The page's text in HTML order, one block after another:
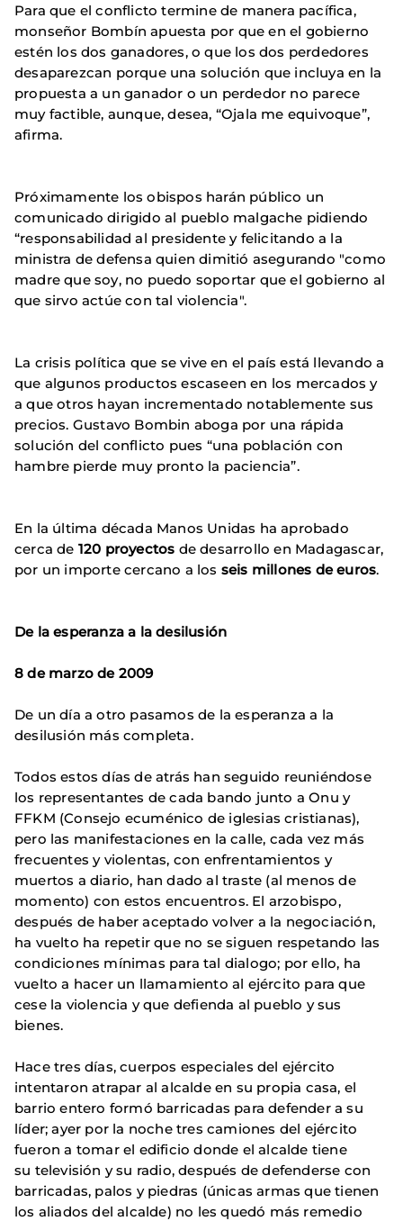
Para que el conflicto termine de manera pacífica,
monseñor Bombín apuesta por que en el gobierno
estén los dos ganadores, o que los dos perdedores
desaparezcan porque una solución que incluya en la
propuesta a un ganador o un perdedor no parece
muy factible, aunque, desea, “Ojala me equivoque”,
afirma.
Próximamente los obispos harán público un
comunicado dirigido al pueblo malgache pidiendo
“responsabilidad al presidente y felicitando a la
ministra de defensa quien dimitió asegurando "como
madre que soy, no puedo soportar que el gobierno al
que sirvo actúe con tal violencia".
La crisis política que se vive en el país está llevando a
que algunos productos escaseen en los mercados y
a que otros hayan incrementado notablemente sus
precios. Gustavo Bombin aboga por una rápida
solución del conflicto pues “una población con
hambre pierde muy pronto la paciencia”.
En la última década Manos Unidas ha aprobado
cerca de 120 proyectos de desarrollo en Madagascar,
por un importe cercano a los seis millones de euros.
De la esperanza a la desilusión
8 de marzo de 2009
De un día a otro pasamos de la esperanza a la
desilusión más completa.
Todos estos días de atrás han seguido reuniéndose
los representantes de cada bando junto a Onu y
FFKM (Consejo ecuménico de iglesias cristianas),
pero las manifestaciones en la calle, cada vez más
frecuentes y violentas, con enfrentamientos y
muertos a diario, han dado al traste (al menos de
momento) con estos encuentros. El arzobispo,
después de haber aceptado volver a la negociación,
ha vuelto ha repetir que no se siguen respetando las
condiciones mínimas para tal dialogo; por ello, ha
vuelto a hacer un llamamiento al ejército para que
cese la violencia y que defienda al pueblo y sus
bienes.
Hace tres días, cuerpos especiales del ejército
intentaron atrapar al alcalde en su propia casa, el
barrio entero formó barricadas para defender a su
líder; ayer por la noche tres camiones del ejército
fueron a tomar el edificio donde el alcalde tiene
su televisión y su radio, después de defenderse con
barricadas, palos y piedras (únicas armas que tienen
los aliados del alcalde) no les quedó más remedio